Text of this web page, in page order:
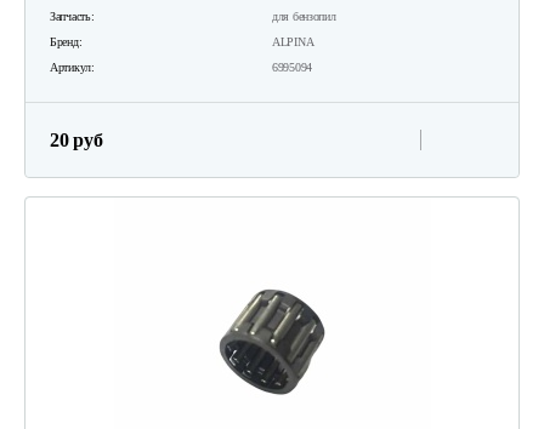
Запчасть:
для бензопил
Бренд:
ALPINA
Артикул:
6995094
20 руб